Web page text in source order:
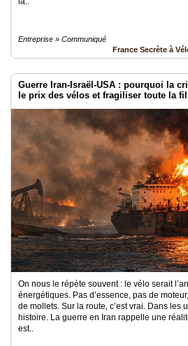
Entreprise » Communiqué
France Secrète à
Guerre Iran-Israël-USA : pourquoi la
le prix des vélos et fragiliser toute la
On nous le répète souvent : le vélo serait
énergétiques. Pas d’essence, pas de
de mollets. Sur la route, c’est vrai. Dans les
histoire. La guerre en Iran rappelle une
est..